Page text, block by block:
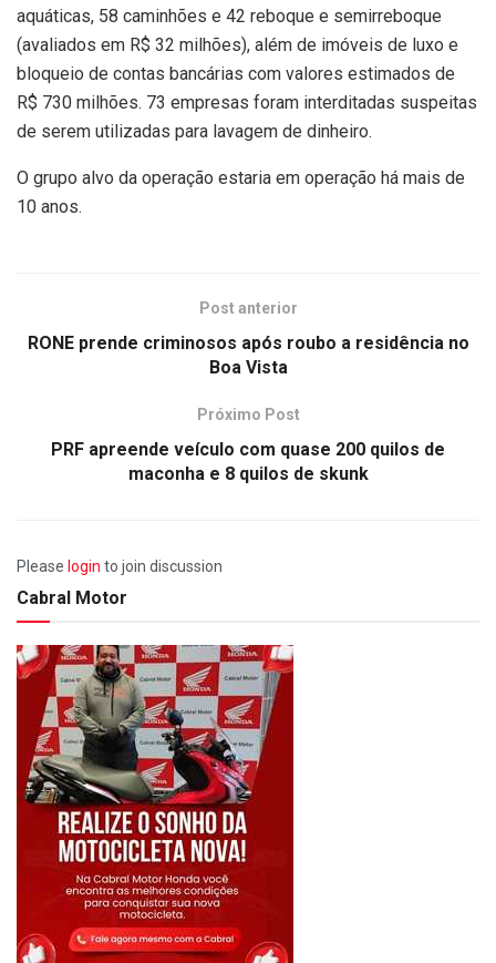
aquáticas, 58 caminhões e 42 reboque e semirreboque
(avaliados em R$ 32 milhões), além de imóveis de luxo e
bloqueio de contas bancárias com valores estimados de
R$ 730 milhões. 73 empresas foram interditadas suspeitas
de serem utilizadas para lavagem de dinheiro.
O grupo alvo da operação estaria em operação há mais de
10 anos.
Post anterior
RONE prende criminosos após roubo a residência no
Boa Vista
Próximo Post
PRF apreende veículo com quase 200 quilos de
maconha e 8 quilos de skunk
Please login to join discussion
Cabral Motor